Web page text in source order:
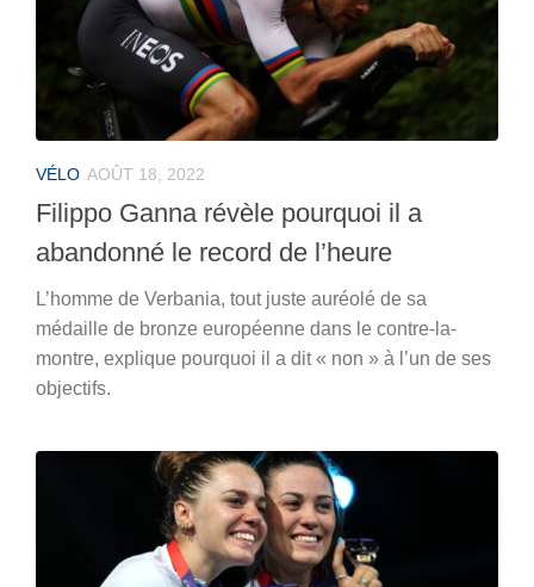
VÉLO AOÛT 18, 2022
Filippo Ganna révèle pourquoi il a
abandonné le record de l’heure
L’homme de Verbania, tout juste auréolé de sa
médaille de bronze européenne dans le contre-la-
montre, explique pourquoi il a dit « non » à l’un de ses
objectifs.